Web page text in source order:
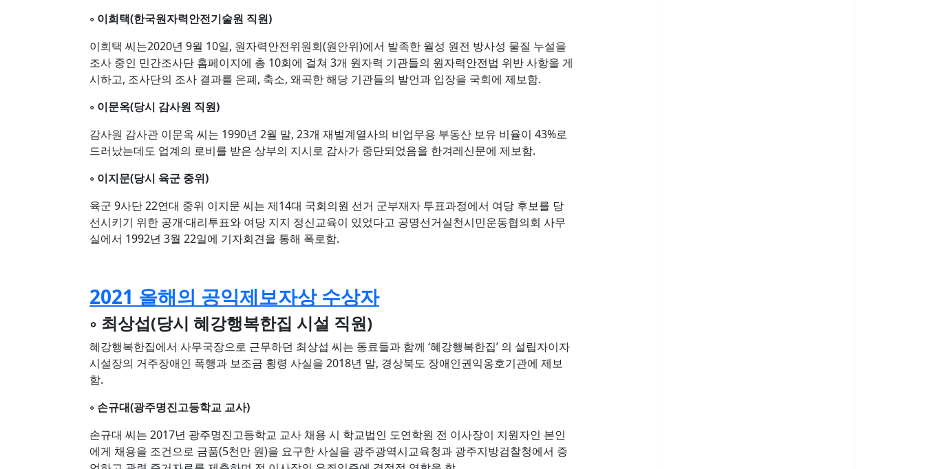
◦ 이희택(한국원자력안전기술원 직원)
이희택 씨는2020년 9월 10일, 원자력안전위원회(원안위)에서 발족한 월성 원전 방사성 물질 누설을
조사 중인 민간조사단 홈페이지에 총 10회에 걸쳐 3개 원자력 기관들의 원자력안전법 위반 사항을 게
시하고, 조사단의 조사 결과를 은폐, 축소, 왜곡한 해당 기관들의 발언과 입장을 국회에 제보함.
◦ 이문옥(당시 감사원 직원)
감사원 감사관 이문옥 씨는 1990년 2월 말, 23개 재벌계열사의 비업무용 부동산 보유 비율이 43%로
드러났는데도 업계의 로비를 받은 상부의 지시로 감사가 중단되었음을 한겨레신문에 제보함.
◦ 이지문(당시 육군 중위)
육군 9사단 22연대 중위 이지문 씨는 제14대 국회의원 선거 군부재자 투표과정에서 여당 후보를 당
선시키기 위한 공개·대리투표와 여당 지지 정신교육이 있었다고 공명선거실천시민운동협의회 사무
실에서 1992년 3월 22일에 기자회견을 통해 폭로함.
2021 올해의 공익제보자상 수상자
◦ 최상섭(당시 혜강행복한집 시설 직원)
혜강행복한집에서 사무국장으로 근무하던 최상섭 씨는 동료들과 함께 ‘혜강행복한집’ 의 설립자이자
시설장의 거주장애인 폭행과 보조금 횡령 사실을 2018년 말, 경상북도 장애인권익옹호기관에 제보
함.
◦ 손규대(광주명진고등학교 교사)
손규대 씨는 2017년 광주명진고등학교 교사 채용 시 학교법인 도연학원 전 이사장이 지원자인 본인
에게 채용을 조건으로 금품(5천만 원)을 요구한 사실을 광주광역시교육청과 광주지방검찰청에서 증